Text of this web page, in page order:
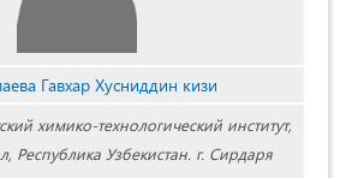
Гавхар Хусниддин кизи
химико-технологический институт,
Республика Узбекистан. г. Сирдаря